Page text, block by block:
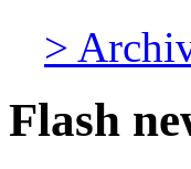
>
Flash